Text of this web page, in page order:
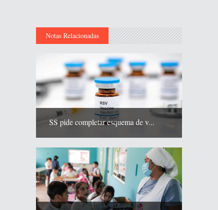
Notas Relacionadas
SS pide completar esquema de v...